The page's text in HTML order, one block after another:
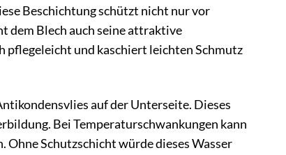
Beschichtung schützt nicht nur vor
dem Blech auch seine attraktive
und kaschiert leichten Schmutz
auf der Unterseite. Dieses
Bei Temperaturschwankungen kann
Schutzschicht würde dieses Wasser